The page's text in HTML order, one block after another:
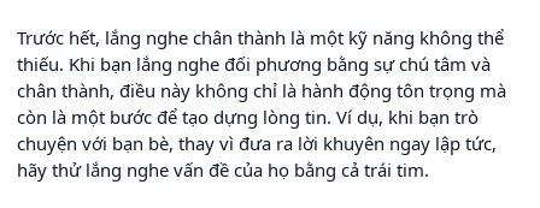
Trước hết, lắng nghe chân thành là một kỹ năng không thể
thiếu. Khi bạn lắng nghe đối phương bằng sự chú tâm và
chân thành, điều này không chỉ là hành động tôn trọng mà
còn là một bước để tạo dựng lòng tin. Ví dụ, khi bạn trò
chuyện với bạn bè, thay vì đưa ra lời khuyên ngay lập tức,
hãy thử lắng nghe vấn đề của họ bằng cả trái tim.